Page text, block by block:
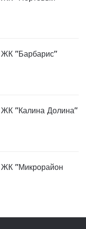
ЖК "Барбарис"
ЖК "Калина Долина"
ЖК "Микрорайон